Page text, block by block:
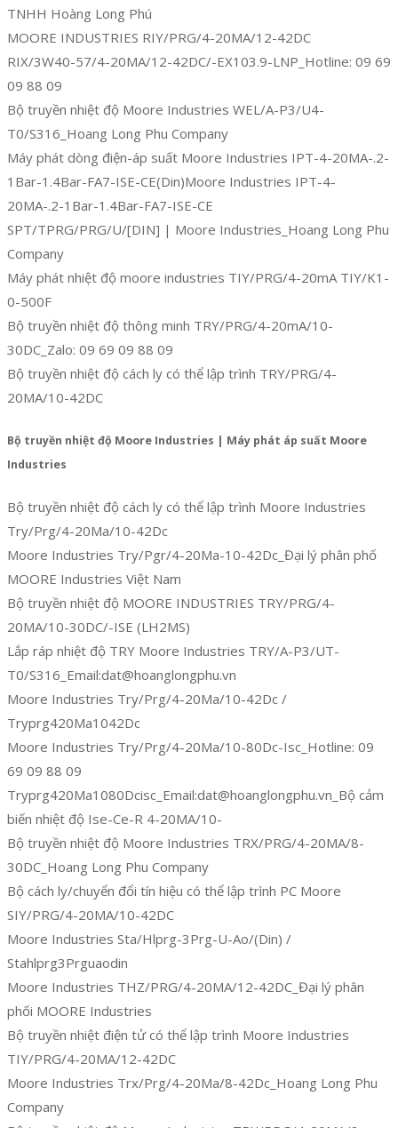
TNHH Hoàng Long Phú
MOORE INDUSTRIES RIY/PRG/4-20MA/12-42DC
RIX/3W40-57/4-20MA/12-42DC/-EX103.9-LNP_Hotline: 09 69
09 88 09
Bộ truyền nhiệt độ Moore Industries WEL/A-P3/U4-
T0/S316_Hoang Long Phu Company
Máy phát dòng điện-áp suất Moore Industries IPT-4-20MA-.2-
1Bar-1.4Bar-FA7-ISE-CE(Din)Moore Industries IPT-4-
20MA-.2-1Bar-1.4Bar-FA7-ISE-CE
SPT/TPRG/PRG/U/[DIN] | Moore Industries_Hoang Long Phu
Company
Máy phát nhiệt độ moore industries TIY/PRG/4-20mA TIY/K1-
0-500F
Bộ truyền nhiệt độ thông minh TRY/PRG/4-20mA/10-
30DC_Zalo: 09 69 09 88 09
Bộ truyền nhiệt độ cách ly có thể lập trình TRY/PRG/4-
20MA/10-42DC
Bộ truyền nhiệt độ Moore Industries | Máy phát áp suất Moore
Industries
Bộ truyền nhiệt độ cách ly có thể lập trình Moore Industries
Try/Prg/4-20Ma/10-42Dc
Moore Industries Try/Pgr/4-20Ma-10-42Dc_Đại lý phân phố
MOORE Industries Việt Nam
Bộ truyền nhiệt độ MOORE INDUSTRIES TRY/PRG/4-
20MA/10-30DC/-ISE (LH2MS)
Lắp ráp nhiệt độ TRY Moore Industries TRY/A-P3/UT-
T0/S316_Email:dat@hoanglongphu.vn
Moore Industries Try/Prg/4-20Ma/10-42Dc /
Tryprg420Ma1042Dc
Moore Industries Try/Prg/4-20Ma/10-80Dc-Isc_Hotline: 09
69 09 88 09
Tryprg420Ma1080Dcisc_Email:dat@hoanglongphu.vn_Bộ cảm
biến nhiệt độ Ise-Ce-R 4-20MA/10-
Bộ truyền nhiệt độ Moore Industries TRX/PRG/4-20MA/8-
30DC_Hoang Long Phu Company
Bộ cách ly/chuyển đổi tín hiệu có thể lập trình PC Moore
SIY/PRG/4-20MA/10-42DC
Moore Industries Sta/Hlprg-3Prg-U-Ao/(Din) /
Stahlprg3Prguaodin
Moore Industries THZ/PRG/4-20MA/12-42DC_Đại lý phân
phối MOORE Industries
Bộ truyền nhiệt điện tử có thể lập trình Moore Industries
TIY/PRG/4-20MA/12-42DC
Moore Industries Trx/Prg/4-20Ma/8-42Dc_Hoang Long Phu
Company